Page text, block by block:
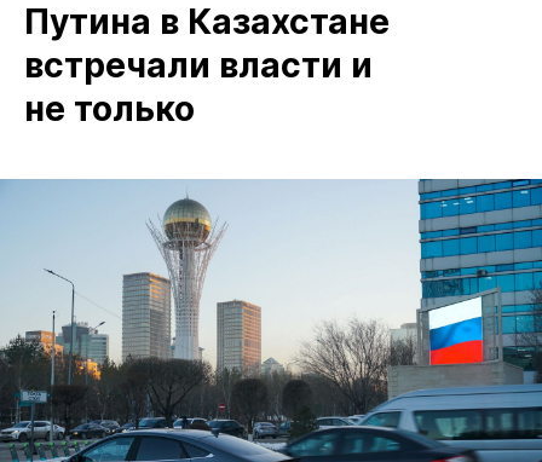
Путина в Казахстане
встречали власти и
не только